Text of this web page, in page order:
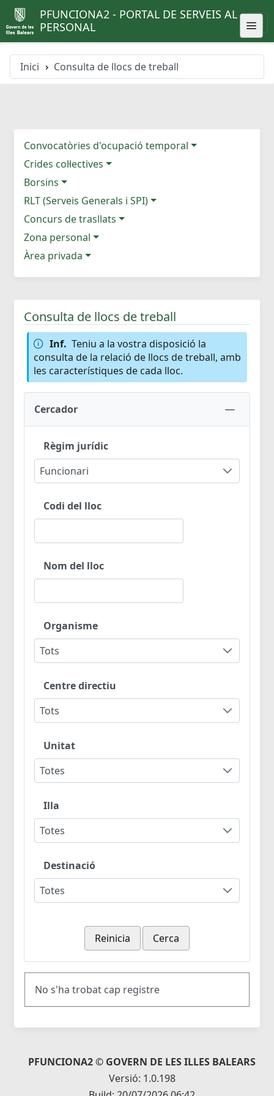
PFUNCIONA2 - PORTAL DE SERVEIS AL
PERSONAL
Inici Consulta de llocs de treball
Convocatòries d'ocupació temporal
Crides col·lectives
Borsins
RLT (Serveis Generals i SPI)
Concurs de trasllats
Zona personal
Àrea privada
Consulta de llocs de treball
Inf. Teniu a la vostra disposició la
consulta de la relació de llocs de treball, amb
les característiques de cada lloc.
Cercador
Règim jurídic
Funcionari
Codi del lloc
Nom del lloc
Organisme
Tots
Centre directiu
Tots
Unitat
Totes
Illa
Totes
Destinació
Totes
Reinicia Cerca
No s'ha trobat cap registre
PFUNCIONA2 © GOVERN DE LES ILLES BALEARS
Versió: 1.0.198